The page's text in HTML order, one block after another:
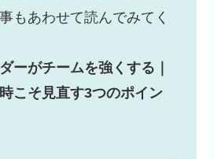
もあわせて読んでみてく
ーがチームを強くする｜
こそ見直す3つのポイン